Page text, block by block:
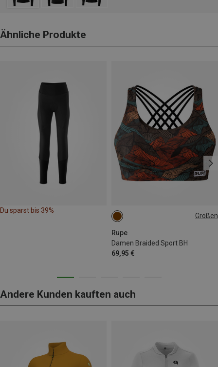
Ähnliche Produkte
Du sparst bis 39%
Größen
Rupe
Damen Braided Sport BH
69,95 €
S
Andere Kunden kauften auch